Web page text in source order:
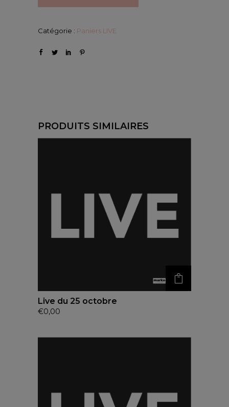
Catégorie : Paniers LIVE
PRODUITS SIMILAIRES
Live du 25 octobre
€0,00